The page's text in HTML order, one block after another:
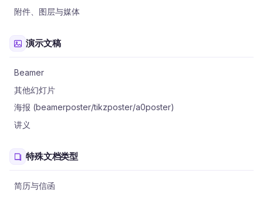
附件、图层与媒体
演示文稿
Beamer
其他幻灯片
海报 (beamerposter/tikzposter/a0poster)
讲义
特殊文档类型
简历与信函